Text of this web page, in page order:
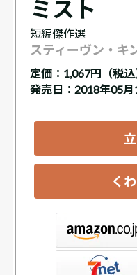
ミスト
短編傑作選
スティーヴン・キ
定価： 1,067円（税込
発売日：2018年05月
く
書店ウェブストア